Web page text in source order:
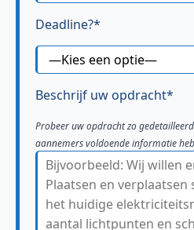
Deadline?*
Beschrijf uw opdracht*
Probeer uw opdracht zo
aannemers voldoende informatie